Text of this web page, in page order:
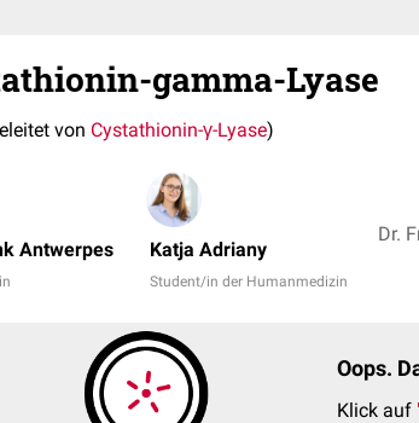
gamma-Lyase
von Cystathionin-γ-Lyase)
Antwerpes Katja Adriany
Student/in der Humanmedizin
Dr.
Oops.
Klick auf